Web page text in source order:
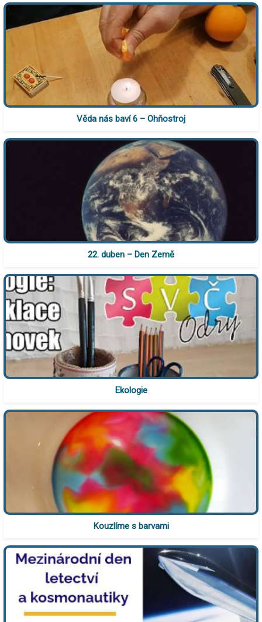
Věda nás baví 6 – Ohňostroj
22. duben – Den Země
Ekologie
Kouzlíme s barvami